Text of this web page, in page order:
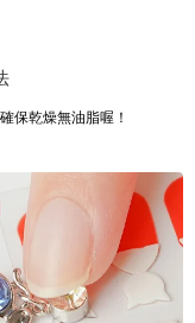
保乾燥無油脂喔！